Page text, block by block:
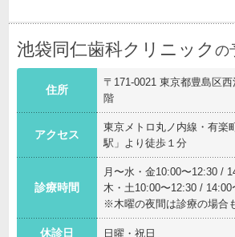
池袋同仁歯科クリニック の
住所
〒171-0021 東京都豊島区
階
アクセス
東京メトロ丸ノ内線・有楽
駅」より徒歩１分
診療時間
月〜水・金10:00〜12:30 /
木・土10:00〜12:30 / 14:00
※木曜の夜間は診療の場合
休診日 日曜・祝日